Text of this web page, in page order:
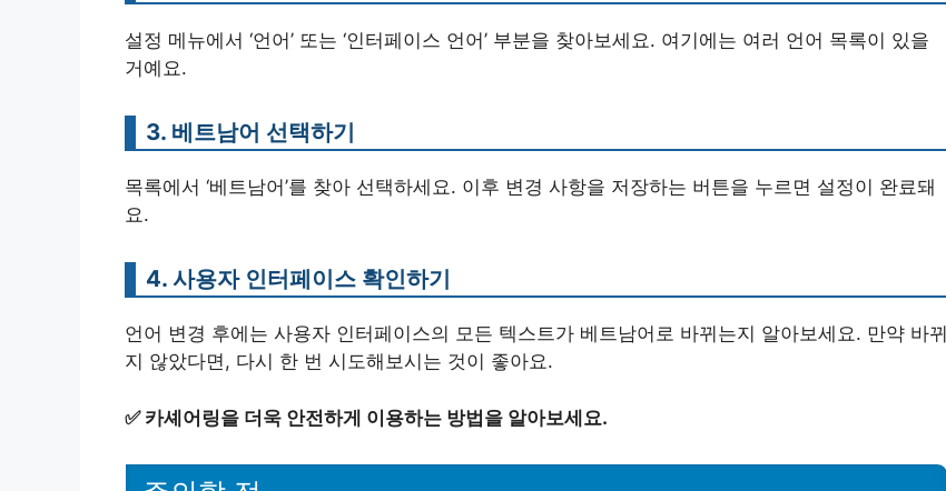
설정 메뉴에서 ‘언어’ 또는 ‘인터페이스 언어’ 부분을 찾아보세요. 여기에는 여러 언어 목록이 있을
거예요.
3. 베트남어 선택하기
목록에서 ‘베트남어’를 찾아 선택하세요. 이후 변경 사항을 저장하는 버튼을 누르면 설정이 완료돼
요.
4. 사용자 인터페이스 확인하기
언어 변경 후에는 사용자 인터페이스의 모든 텍스트가 베트남어로 바뀌는지 알아보세요. 만약 바뀌
지 않았다면, 다시 한 번 시도해보시는 것이 좋아요.
✅ 카셰어링을 더욱 안전하게 이용하는 방법을 알아보세요.